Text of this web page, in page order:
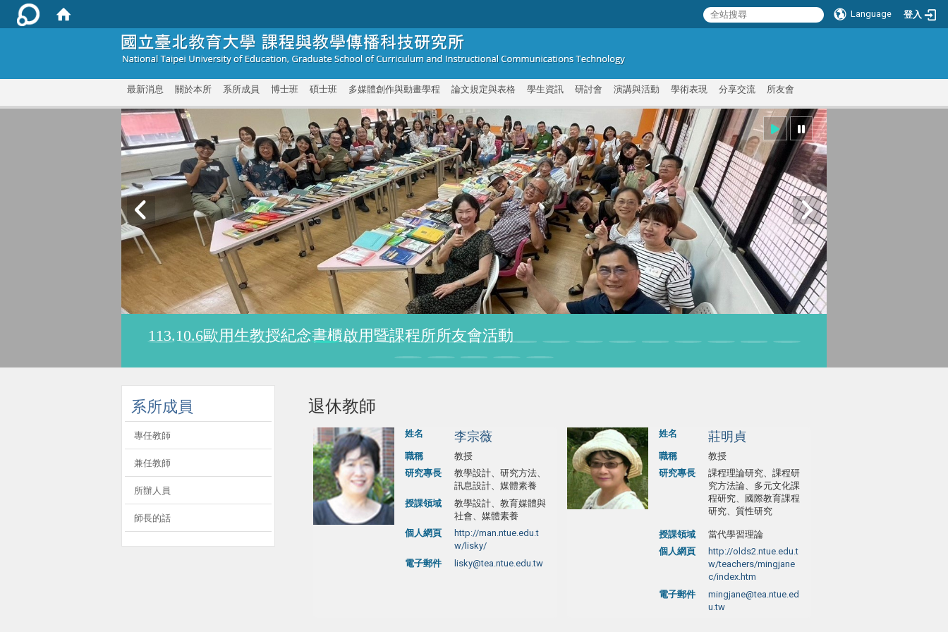
Language 登入
最新消息 關於本所 系所成員 博士班 碩士班 多媒體創作與動畫學程 論文規定與表格 學生資訊 研討會 演講與活動 學術表現 分享交流 所友會
113.10.6歐用生教授紀念書櫃啟用暨課程所所友會活動
系所成員
專任教師
兼任教師
所辦人員
師長的話
退休教師
姓名 李宗薇
職稱
教授
研究專長
教學設計、研究方法、
訊息設計、媒體素養
授課領域
教學設計、教育媒體與
社會、媒體素養
個人網頁
http://man.ntue.edu.t
w/lisky/
電子郵件
lisky@tea.ntue.edu.tw
姓名 莊明貞
職稱
教授
研究專長
課程理論研究、課程研
究方法論、多元文化課
程研究、國際教育課程
研究、質性研究
授課領域
當代學習理論
個人網頁
http://olds2.ntue.edu.t
w/teachers/mingjane
c/index.htm
電子郵件
mingjane@tea.ntue.ed
u.tw